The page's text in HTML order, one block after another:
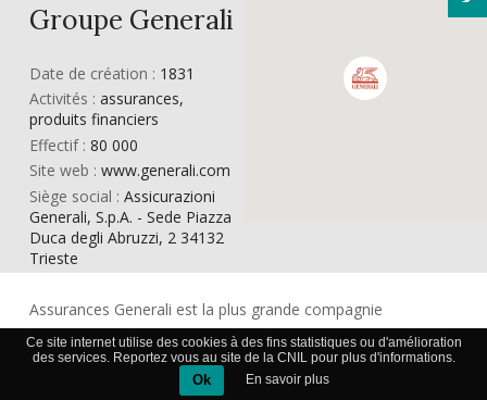
Groupe Generali
Date de création : 1831
Activités : assurances,
produits financiers
Effectif : 80 000
Site web : www.generali.com
Siège social : Assicurazioni
Generali, S.p.A. - Sede Piazza
Duca degli Abruzzi, 2 34132
Trieste
Assurances Generali est la plus grande compagnie
d’assurances en Italie et l’une des plus grandes d’Europe. Le
siège du groupe se trouve à Trieste.
Ce site internet utilise des cookies à des fins statistiques ou d'amélioration
des services. Reportez vous au site de la CNIL pour plus d'informations.
Ok En savoir plus